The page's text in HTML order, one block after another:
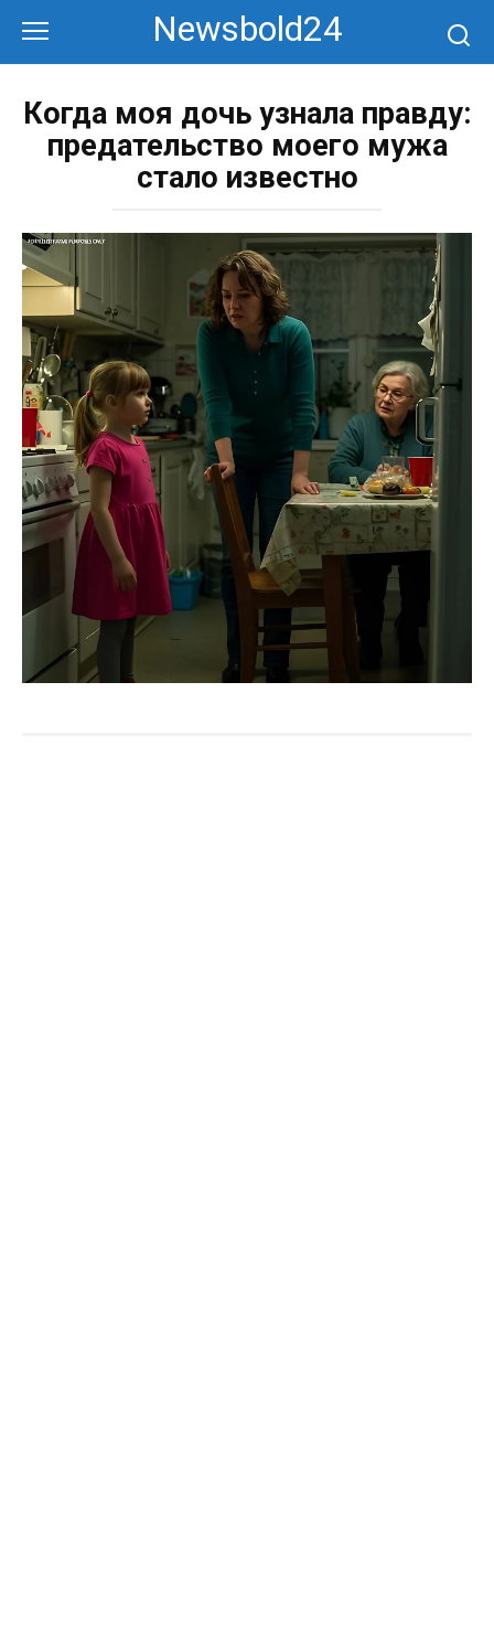
контенту
Newsbold24
Когда моя дочь узнала правду:
предательство моего мужа
стало известно